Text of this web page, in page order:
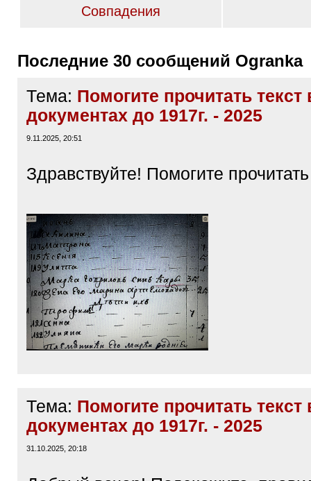
Совпадения
Последние 30 сообщений Ogranka
Тема: Помогите прочитать текст
документах до 1917г. - 2025
9.11.2025, 20:51
Здравствуйте! Помогите
Тема: Помогите прочитать текст
документах до 1917г. - 2025
31.10.2025, 20:18